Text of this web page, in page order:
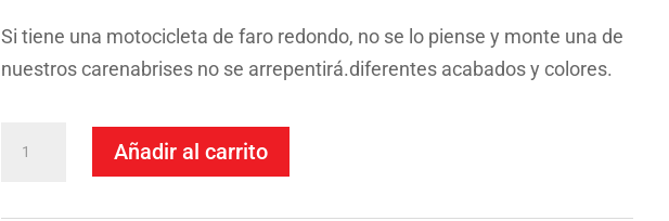
Si tiene una motocicleta de faro redondo, no se lo piense y monte una de
nuestros carenabrises no se arrepentirá.diferentes acabados y colores.
Añadir al carrito